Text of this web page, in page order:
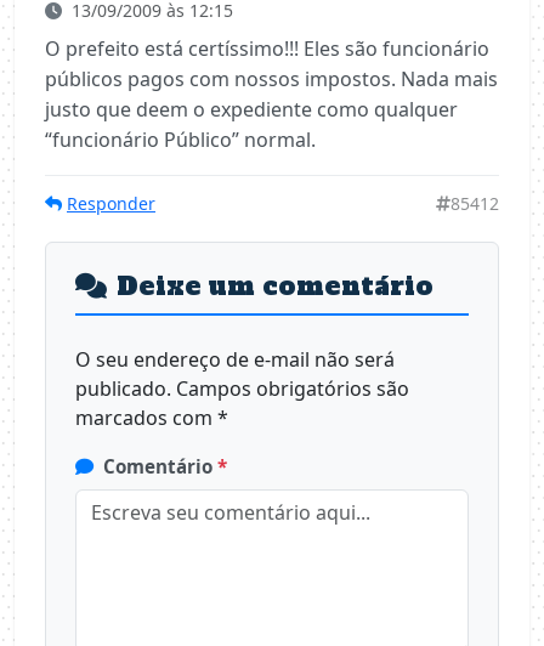
13/09/2009 às 12:15
O prefeito está certíssimo!!! Eles são funcionário
públicos pagos com nossos impostos. Nada mais
justo que deem o expediente como qualquer
“funcionário Público” normal.
Responder 85412
Deixe um comentário
O seu endereço de e-mail não será
publicado. Campos obrigatórios são
marcados com *
Comentário *